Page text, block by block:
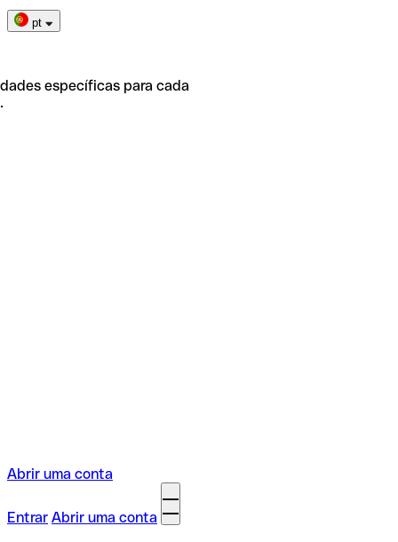
pt
específicas para cada
Abrir uma conta
Entrar Abrir uma conta